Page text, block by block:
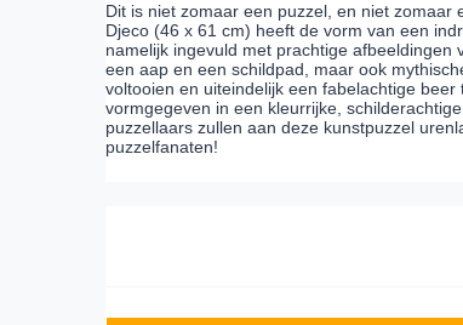
Dit is niet zomaar een puzzel, en niet
Djeco (46 x 61 cm) heeft de vorm van een
namelijk ingevuld met prachtige
een aap en een schildpad, maar ook
voltooien en uiteindelijk een fabelachtige
vormgegeven in een kleurrijke,
puzzellaars zullen aan deze kunstpuzzel
puzzelfanaten!